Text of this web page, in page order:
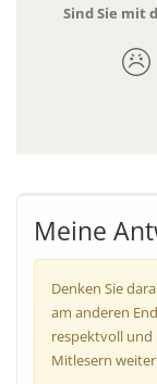
Sind Sie mit
Meine
Denken Sie
am anderen
respektvoll und
Mitlesern